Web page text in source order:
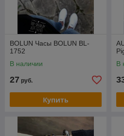
BOLUN Часы BOLUN BL-
1752
В наличии
27 руб.
Купить
В